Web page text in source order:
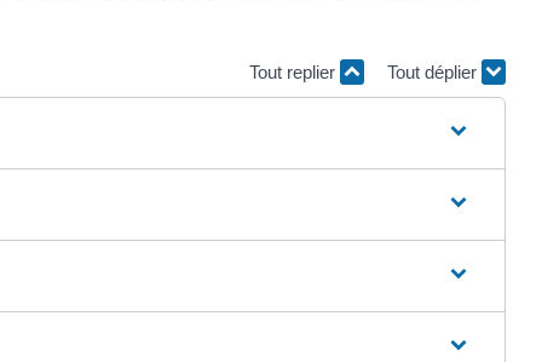
Tout replier Tout déplier